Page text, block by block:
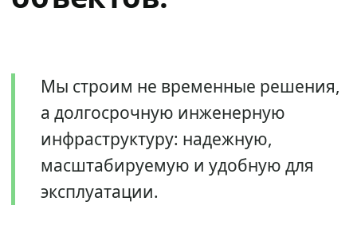
Мы строим не временные решения,
а долгосрочную инженерную
инфраструктуру: надежную,
масштабируемую и удобную для
эксплуатации.